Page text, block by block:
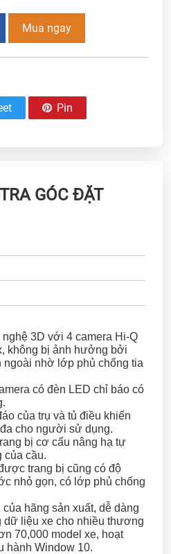
Mua ngay
Pin
GÓC ĐẶT
3D với 4 camera Hi-Q
không bị ảnh hưởng bởi
ngoài nhờ lớp phủ chống tia
có đèn LED chỉ báo có
của trụ và tủ điều khiển
cho người sử dụng.
bị cơ cấu nâng hạ tự
của cầu.
trang bị cũng có độ
nhỏ gọn, có lớp phủ chống
hãng sản xuất, dễ dàng
liệu xe cho nhiều thương
70,000 model xe, hoạt
hành Window 10.